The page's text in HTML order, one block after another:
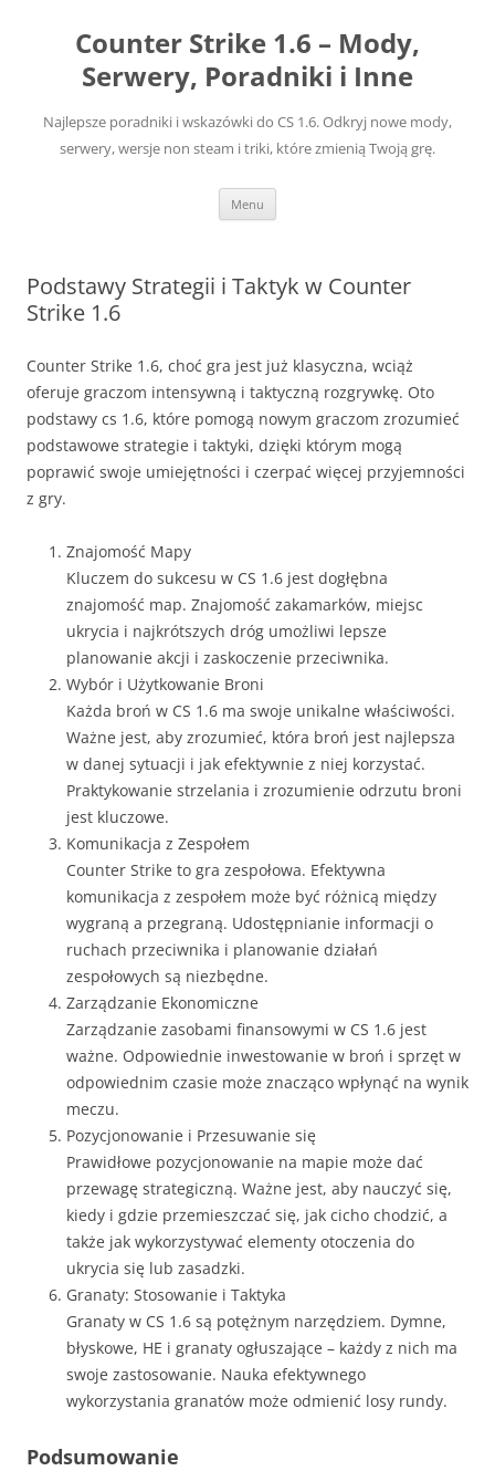
Counter Strike 1.6 – Mody,
Serwery, Poradniki i Inne
Najlepsze poradniki i wskazówki do CS 1.6. Odkryj nowe mody,
serwery, wersje non steam i triki, które zmienią Twoją grę.
Menu
Podstawy Strategii i Taktyk w Counter
Strike 1.6
Counter Strike 1.6, choć gra jest już klasyczna, wciąż
oferuje graczom intensywną i taktyczną rozgrywkę. Oto
podstawy cs 1.6, które pomogą nowym graczom zrozumieć
podstawowe strategie i taktyki, dzięki którym mogą
poprawić swoje umiejętności i czerpać więcej przyjemności
z gry.
Znajomość Mapy
Kluczem do sukcesu w CS 1.6 jest dogłębna
znajomość map. Znajomość zakamarków, miejsc
ukrycia i najkrótszych dróg umożliwi lepsze
planowanie akcji i zaskoczenie przeciwnika.
Wybór i Użytkowanie Broni
Każda broń w CS 1.6 ma swoje unikalne właściwości.
Ważne jest, aby zrozumieć, która broń jest najlepsza
w danej sytuacji i jak efektywnie z niej korzystać.
Praktykowanie strzelania i zrozumienie odrzutu broni
jest kluczowe.
Komunikacja z Zespołem
Counter Strike to gra zespołowa. Efektywna
komunikacja z zespołem może być różnicą między
wygraną a przegraną. Udostępnianie informacji o
ruchach przeciwnika i planowanie działań
zespołowych są niezbędne.
Zarządzanie Ekonomiczne
Zarządzanie zasobami finansowymi w CS 1.6 jest
ważne. Odpowiednie inwestowanie w broń i sprzęt w
odpowiednim czasie może znacząco wpłynąć na wynik
meczu.
Pozycjonowanie i Przesuwanie się
Prawidłowe pozycjonowanie na mapie może dać
przewagę strategiczną. Ważne jest, aby nauczyć się,
kiedy i gdzie przemieszczać się, jak cicho chodzić, a
także jak wykorzystywać elementy otoczenia do
ukrycia się lub zasadzki.
Granaty: Stosowanie i Taktyka
Granaty w CS 1.6 są potężnym narzędziem. Dymne,
błyskowe, HE i granaty ogłuszające – każdy z nich ma
swoje zastosowanie. Nauka efektywnego
wykorzystania granatów może odmienić losy rundy.
Podsumowanie